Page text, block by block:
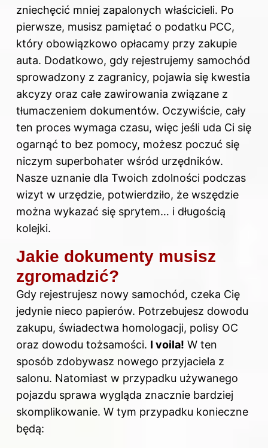
zniechęcić mniej zapalonych właścicieli. Po
pierwsze, musisz pamiętać o podatku PCC,
który obowiązkowo opłacamy przy zakupie
auta. Dodatkowo, gdy rejestrujemy samochód
sprowadzony z zagranicy, pojawia się kwestia
akcyzy oraz całe zawirowania związane z
tłumaczeniem dokumentów. Oczywiście, cały
ten proces wymaga czasu, więc jeśli uda Ci się
ogarnąć to bez pomocy, możesz poczuć się
niczym superbohater wśród urzędników.
Nasze uznanie dla Twoich zdolności podczas
wizyt w urzędzie, potwierdziło, że wszędzie
można wykazać się sprytem… i długością
kolejki.
Jakie dokumenty musisz
zgromadzić?
Gdy rejestrujesz nowy samochód, czeka Cię
jedynie nieco papierów. Potrzebujesz dowodu
zakupu, świadectwa homologacji, polisy OC
oraz dowodu tożsamości. I voila! W ten
sposób zdobywasz nowego przyjaciela z
salonu. Natomiast w przypadku używanego
pojazdu sprawa wygląda znacznie bardziej
skomplikowanie. W tym przypadku konieczne
będą: